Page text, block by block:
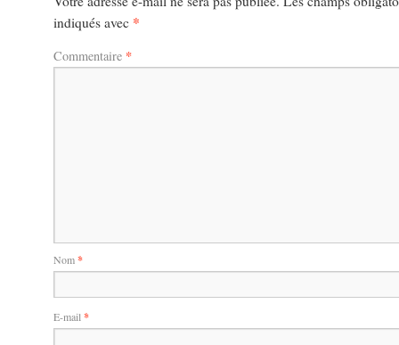
indiqués avec *
Commentaire *
Nom*
E-mail *